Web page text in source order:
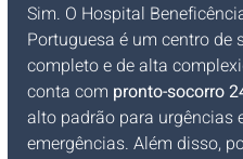
Sim. O Hospital
Portuguesa é um centro de
completo e de alta
conta com pronto-socorro
alto padrão para urgências
emergências. Além disso,